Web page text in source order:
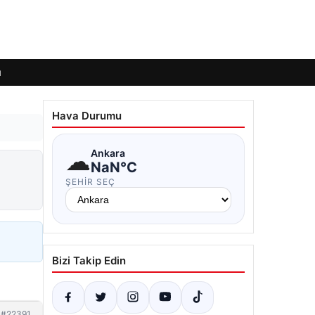
Hava Durumu
☁Ankara
NaN°C
ŞEHIR SEÇ
Bizi Takip Edin